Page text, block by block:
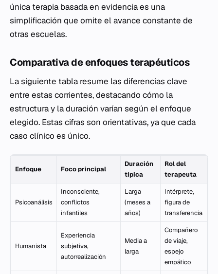
única terapia basada en evidencia es una
simplificación que omite el avance constante de
otras escuelas.
Comparativa de enfoques terapéuticos
La siguiente tabla resume las diferencias clave
entre estas corrientes, destacando cómo la
estructura y la duración varían según el enfoque
elegido. Estas cifras son orientativas, ya que cada
caso clínico es único.
Enfoque Foco principal
Duración
típica
Rol del
terapeuta
Psicoanálisis
Inconsciente,
conflictos
infantiles
Larga
(meses a
años)
Intérprete,
figura de
transferencia
Humanista
Experiencia
subjetiva,
autorrealización
Media a
larga
Compañero
de viaje,
espejo
empático